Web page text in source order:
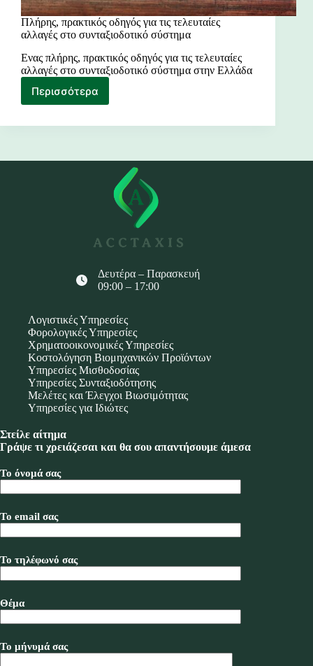
Πλήρης, πρακτικός οδηγός για τις τελευταίες
αλλαγές στο συνταξιοδοτικό σύστημα
Ενας πλήρης, πρακτικός οδηγός για τις τελευταίες
αλλαγές στο συνταξιοδοτικό σύστημα στην Ελλάδα
Περισσότερα
Πλήρης,
οδηγός
τελευταίες
συνταξιοδοτικό
Δευτέρα – Παρασκευή
09:00 – 17:00
Λογιστικές Υπηρεσίες
Φορολογικές Υπηρεσίες
Χρηματοοικονομικές Υπηρεσίες
Κοστολόγηση Βιομηχανικών Προϊόντων
Υπηρεσίες Μισθοδοσίας
Υπηρεσίες Συνταξιοδότησης
Μελέτες και Έλεγχοι Βιωσιμότητας
Υπηρεσίες για Ιδιώτες
Στείλε αίτημα
Γράψε τι χρειάζεσαι και θα σου απαντήσουμε άμεσα
Το όνομά σας
Το email σας
Το τηλέφωνό σας
Θέμα
Το μήνυμά σας